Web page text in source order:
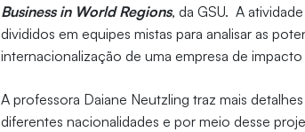
Business in World Regions, da GSU. A
divididos em equipes mistas para analisar as
internacionalização de uma empresa de impacto
A professora Daiane Neutzling traz mais
diferentes nacionalidades e por meio desse